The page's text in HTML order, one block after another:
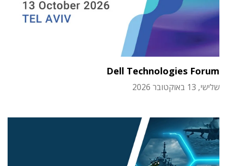
Dell Technologies Forum
שלישי, 13 באוקטובר 2026